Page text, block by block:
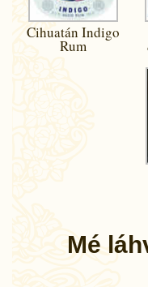
Cihuatán Indigo
Rum
Mé